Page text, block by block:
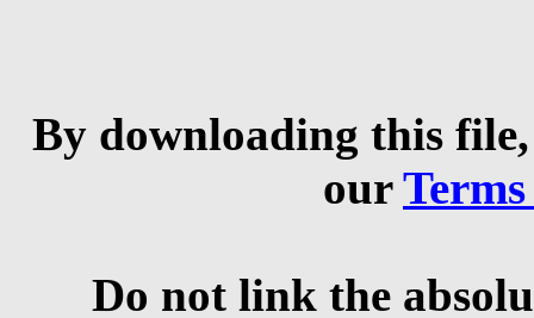
By downloading this
our
Do not link the